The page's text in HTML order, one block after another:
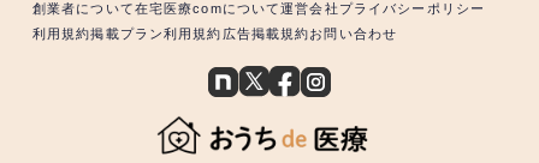
創業者について在宅医療comについて運営会社 プライバシーポリシー
利用規約掲載プラン利用規約 広告掲載規約お問い合わせ